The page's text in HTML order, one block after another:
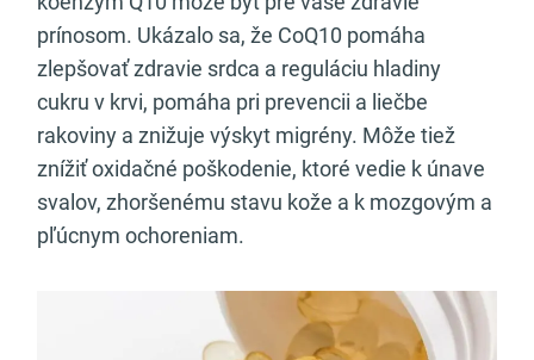
prínosom. Ukázalo sa, že CoQ10 pomáha
zlepšovať zdravie srdca a reguláciu hladiny
cukru v krvi, pomáha pri prevencii a liečbe
rakoviny a znižuje výskyt migrény. Môže tiež
znížiť oxidačné poškodenie, ktoré vedie k únave
svalov, zhoršenému stavu kože a k mozgovým a
pľúcnym ochoreniam.